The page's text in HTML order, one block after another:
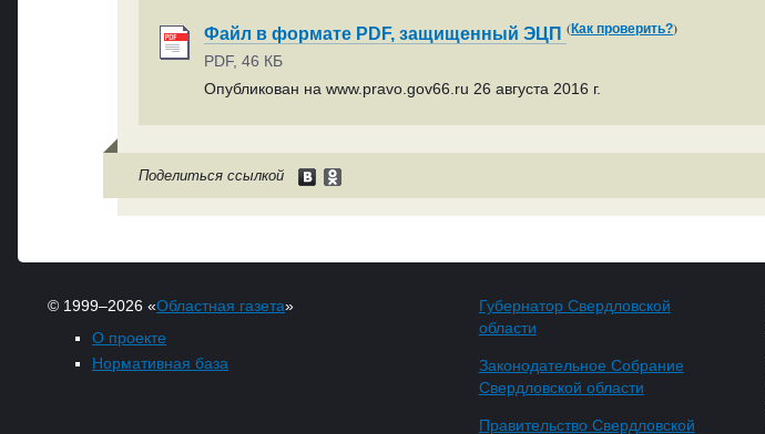
Файл в формате PDF, защищенный ЭЦП (Как проверить?)
PDF, 46 КБ
Опубликован на www.pravo.gov66.ru 26 августа 2016 г.
Поделиться ссылкой
© 1999–2026 «Областная газета»
О проекте
Нормативная база
Губернатор Свердловской
области
Законодательное Собрание
Свердловской области
Правительство Свердловской